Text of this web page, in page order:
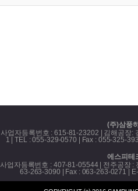
(주)삼풍
사업자등록번호 : 615-81-23202 | 김해공장:
1 |TEL : 055-329-0570 | Fax : 055-325-
에스피테
사업자등록번호 : 407-81-05544 | 전주공장 :
63-263-3090 |
Fax : 063-263-0271 |